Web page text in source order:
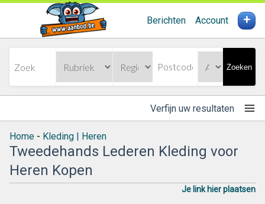
Berichten Account +
Zoeken
Verfijn uw resultaten
Home - Kleding | Heren
Tweedehands Lederen Kleding voor
Heren Kopen
Je link hier plaatsen